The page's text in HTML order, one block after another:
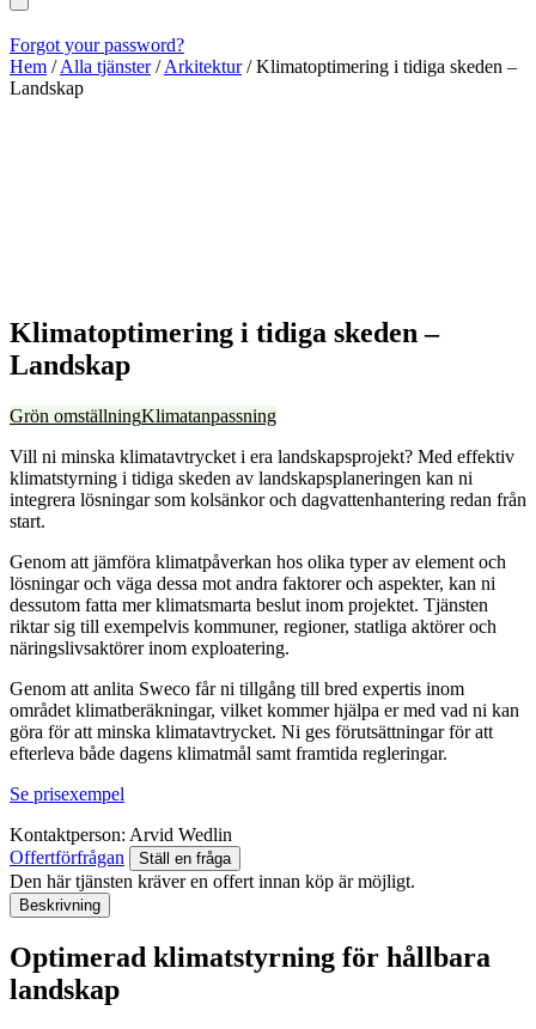
Forgot your password?
Hem /Alla tjänster/Arkitektur/Klimatoptimering i tidiga skeden –
Landskap
Klimatoptimering i tidiga skeden –
Landskap
Grön omställningKlimatanpassning
Vill ni minska klimatavtrycket i era landskapsprojekt? Med effektiv
klimatstyrning i tidiga skeden av landskapsplaneringen kan ni
integrera lösningar som kolsänkor och dagvattenhantering redan från
start.
Genom att jämföra klimatpåverkan hos olika typer av element och
lösningar och väga dessa mot andra faktorer och aspekter, kan ni
dessutom fatta mer klimatsmarta beslut inom projektet. Tjänsten
riktar sig till exempelvis kommuner, regioner, statliga aktörer och
näringslivsaktörer inom exploatering.
Genom att anlita Sweco får ni tillgång till bred expertis inom
området klimatberäkningar, vilket kommer hjälpa er med vad ni kan
göra för att minska klimatavtrycket. Ni ges förutsättningar för att
efterleva både dagens klimatmål samt framtida regleringar.
Se prisexempel
Kontaktperson: Arvid Wedlin
Offertförfrågan
Ställ en fråga
Den här tjänsten kräver en offert innan köp är möjligt.
Beskrivning
Optimerad klimatstyrning för hållbara
landskap